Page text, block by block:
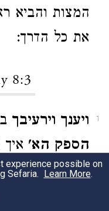
המצות והביא
את כל הדרך:
8:3
1 ויענך וירעיבך
הספק הא' איך
ויאכילך את
עינוי ואינו כן
experience possible on
Sefaria. Learn More.